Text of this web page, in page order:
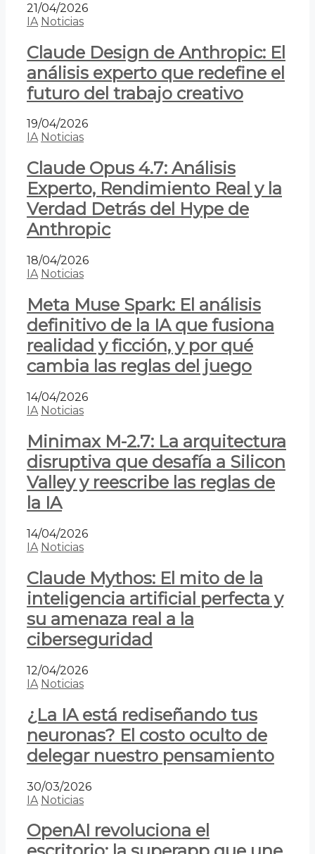
21/04/2026
IA Noticias
Claude Design de Anthropic: El
análisis experto que redefine el
futuro del trabajo creativo
19/04/2026
IA Noticias
Claude Opus 4.7: Análisis
Experto, Rendimiento Real y la
Verdad Detrás del Hype de
Anthropic
18/04/2026
IA Noticias
Meta Muse Spark: El análisis
definitivo de la IA que fusiona
realidad y ficción, y por qué
cambia las reglas del juego
14/04/2026
IA Noticias
Minimax M-2.7: La arquitectura
disruptiva que desafía a Silicon
Valley y reescribe las reglas de
la IA
14/04/2026
IA Noticias
Claude Mythos: El mito de la
inteligencia artificial perfecta y
su amenaza real a la
ciberseguridad
12/04/2026
IA Noticias
¿La IA está rediseñando tus
neuronas? El costo oculto de
delegar nuestro pensamiento
30/03/2026
IA Noticias
OpenAI revoluciona el